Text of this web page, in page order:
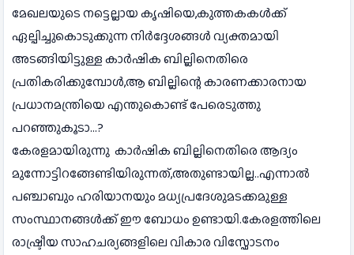
മേഖലയുടെ നട്ടെല്ലായ കൃഷിയെ,കുത്തകകൾക്ക്
ഏല്പിച്ചുകൊടുക്കുന്ന നിർദ്ദേശങ്ങൾ വ്യക്തമായി
അടങ്ങിയിട്ടുള്ള കാർഷിക ബില്ലിനെതിരെ
പ്രതികരിക്കുമ്പോൾ,ആ ബില്ലിന്റെ കാരണക്കാരനായ
പ്രധാനമന്ത്രിയെ എന്തുകൊണ്ട് പേരെടുത്തു
പറഞ്ഞുകൂടാ...?
കേരളമായിരുന്നു കാർഷിക ബില്ലിനെതിരെ ആദ്യം
മുന്നോട്ടിറങ്ങേണ്ടിയിരുന്നത്,അതുണ്ടായില്ല..എന്നാൽ
പഞ്ചാബും ഹരിയാനയും മധ്യപ്രദേശുമടക്കമുള്ള
സംസ്ഥാനങ്ങൾക്ക് ഈ ബോധം ഉണ്ടായി.കേരളത്തിലെ
രാഷ്ട്രീയ സാഹചര്യങ്ങളിലെ വികാര വിസ്ഫോടനം